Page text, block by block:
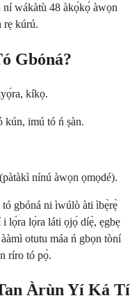
ní wákàtù 48 àkọ́kọ́ àwọn
rẹ kúrú.
Gbóná?
kíkọ.
imú tó ń ṣàn.
nínú àwọn ọmọdé).
gbóná ni ìwúlò àti ìbẹ̀rẹ̀
lọ́ra lọ́ra láti ọjọ́ díẹ̀, ẹgbẹ
otutu máa ń gbọn tòní
ríro tó pọ̀.
Àrùn Yí Ká Tí